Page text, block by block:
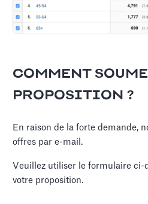
COMMENT
PROPOSITION ?
En raison de la forte demande,
offres par e-mail.
Veuillez utiliser le formulaire ci-
votre proposition.